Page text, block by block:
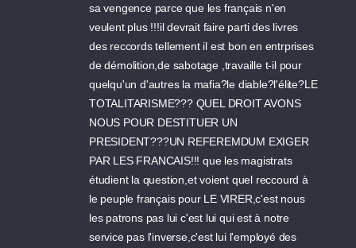
sa vengence parce que les français n'en
veulent plus !!!il devrait faire parti des livres
des reccords tellement il est bon en entrprises
de démolition,de sabotage ,travaille t-il pour
quelqu'un d'autres la mafia?le diable?l'élite?LE
TOTALITARISME??? QUEL DROIT AVONS
NOUS POUR DESTITUER UN
PRESIDENT???UN REFEREMDUM EXIGER
PAR LES FRANCAIS!!! que les magistrats
étudient la question,et voient quel reccourd à
le peuple français pour LE VIRER,c'est nous
les patrons pas lui c'est lui qui est à notre
service pas l'inverse,c'est lui l'employé des